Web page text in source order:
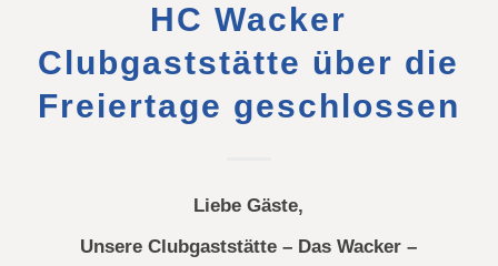
HC Wacker
Clubgaststätte über die
Freiertage geschlossen
Liebe Gäste,
Unsere Clubgaststätte – Das Wacker –